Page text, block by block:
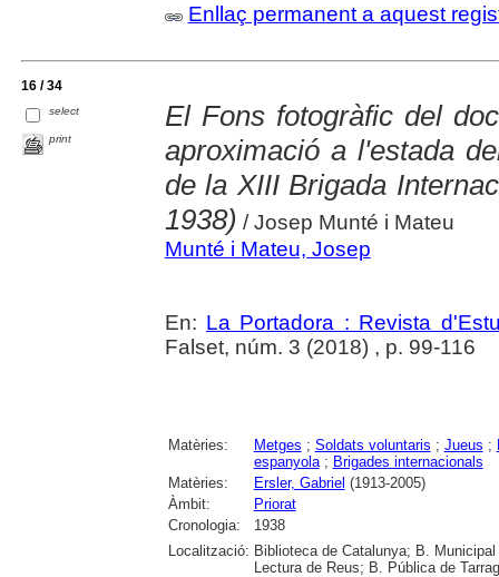
Enllaç permanent a aquest
16 / 34
select
print
El Fons fotogràfic del
aproximació a l'estada
de la XIII Brigada
1938) / Josep Munté i Mateu
Munté i Mateu, Josep
En: La Portadora : Revista
Falset, núm. 3 (2018) , p. 99-116
Matèries: Metges ; Soldats voluntaris ; Jueus ;
espanyola; Brigades internacionals
Matèries:
Ersler, Gabriel (1913-2005)
Àmbit:
Priorat
Cronologia:
1938
Localització: Biblioteca de Catalunya; B.
Lectura de Reus; B. Pública de